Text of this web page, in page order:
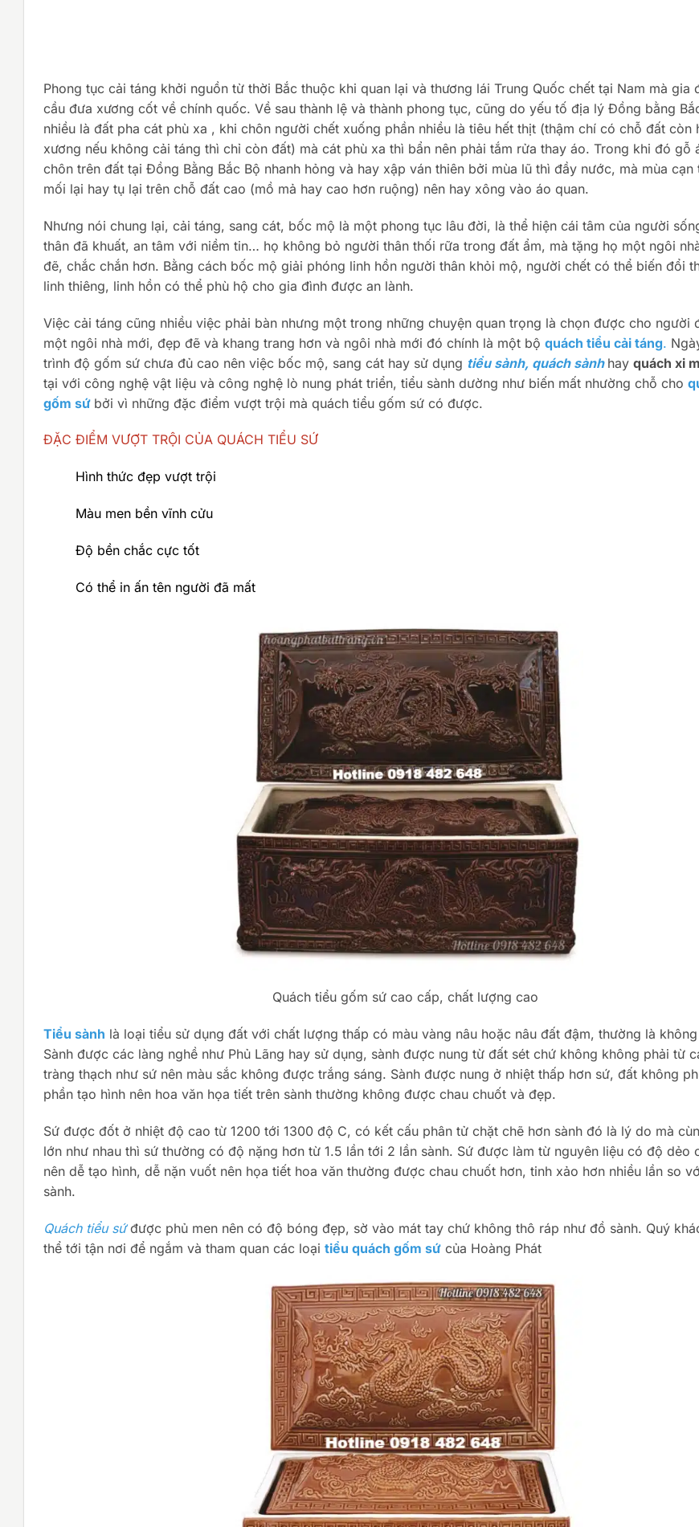
Phong tục cải táng khởi nguồn từ thời Bắc thuộc khi quan lại và thương lái Trung Quốc chết tại Nam mà gia
cầu đưa xương cốt về chính quốc. Về sau thành lệ và thành phong tục, cũng do yếu tố địa lý Đồng bằng
nhiều là đất pha cát phù xa , khi chôn người chết xuống phần nhiều là tiêu hết thịt (thậm chí có chỗ đất còn
xương nếu không cải táng thì chỉ còn đất) mà cát phù xa thì bẩn nên phải tắm rửa thay áo. Trong khi đó gỗ
chôn trên đất tại Đồng Bằng Bắc Bộ nhanh hỏng và hay xập ván thiên bởi mùa lũ thì đầy nước, mà mùa cạn
mối lại hay tụ lại trên chỗ đất cao (mồ mả hay cao hơn ruộng) nên hay xông vào áo quan.
Nhưng nói chung lại, cải táng, sang cát, bốc mộ là một phong tục lâu đời, là thể hiện cái tâm của người
thân đã khuất, an tâm với niềm tin… họ không bỏ người thân thối rữa trong đất ẩm, mà tặng họ một ngôi
đẽ, chắc chắn hơn. Bằng cách bốc mộ giải phóng linh hồn người thân khỏi mộ, người chết có thể biến đổi
linh thiêng, linh hồn có thể phù hộ cho gia đình được an lành.
Việc cải táng cũng nhiều việc phải bàn nhưng một trong những chuyện quan trọng là chọn được cho người
một ngôi nhà mới, đẹp đẽ và khang trang hơn và ngôi nhà mới đó chính là một bộ quách tiểu cải táng.
trình độ gốm sứ chưa đủ cao nên việc bốc mộ, sang cát hay sử dụng tiểu sành, quách sành hay quách xi
tại với công nghệ vật liệu và công nghệ lò nung phát triển, tiểu sành dường như biến mất nhường chỗ cho
gốm sứ bởi vì những đặc điểm vượt trội mà quách tiểu gốm sứ có được.
ĐẶC ĐIỂM VƯỢT TRỘI CỦA QUÁCH TIỂU SỨ
Hình thức đẹp vượt trội
Màu men bền vĩnh cửu
Độ bền chắc cực tốt
Có thể in ấn tên người đã mất
Quách tiểu gốm sứ cao cấp, chất lượng cao
Tiểu sành là loại tiểu sử dụng đất với chất lượng thấp có màu vàng nâu hoặc nâu đất đậm, thường là
Sành được các làng nghề như Phủ Lãng hay sử dụng, sành được nung từ đất sét chứ không không phải từ
tràng thạch như sứ nên màu sắc không được trắng sáng. Sành được nung ở nhiệt thấp hơn sứ, đất không
phần tạo hình nên hoa văn họa tiết trên sành thường không được chau chuốt và đẹp.
Sứ được đốt ở nhiệt độ cao từ 1200 tới 1300 độ C, có kết cấu phân tử chặt chẽ hơn sành đó là lý do mà
lớn như nhau thì sứ thường có độ nặng hơn từ 1.5 lần tới 2 lần sành. Sứ được làm từ nguyên liệu có độ dẻo
nên dễ tạo hình, dễ nặn vuốt nên họa tiết hoa văn thường được chau chuốt hơn, tinh xảo hơn nhiều lần so
sành.
Quách tiểu sứđược phủ men nên có độ bóng đẹp, sờ vào mát tay chứ không thô ráp như đồ sành. Quý
thể tới tận nơi để ngắm và tham quan các loại tiểu quách gốm sứ của Hoàng Phát